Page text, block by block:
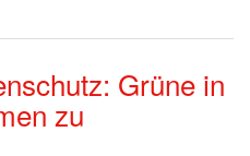
Grüne in
zu